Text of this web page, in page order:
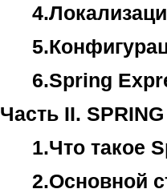
6.Spring
Часть II.
1.Что такое
2.Основной